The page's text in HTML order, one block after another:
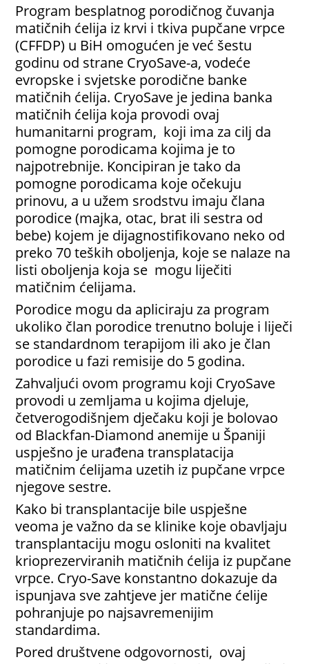
Program besplatnog porodičnog čuvanja
matičnih ćelija iz krvi i tkiva pupčane vrpce
(CFFDP) u BiH omogućen je već šestu
godinu od strane CryoSave-a, vodeće
evropske i svjetske porodične banke
matičnih ćelija. CryoSave je jedina banka
matičnih ćelija koja provodi ovaj
humanitarni program, koji ima za cilj da
pomogne porodicama kojima je to
najpotrebnije. Koncipiran je tako da
pomogne porodicama koje očekuju
prinovu, a u užem srodstvu imaju člana
porodice (majka, otac, brat ili sestra od
bebe) kojem je dijagnostifikovano neko od
preko 70 teških oboljenja, koje se nalaze na
listi oboljenja koja se mogu liječiti
matičnim ćelijama.
Porodice mogu da apliciraju za program
ukoliko član porodice trenutno boluje i liječi
se standardnom terapijom ili ako je član
porodice u fazi remisije do 5 godina.
Zahvaljući ovom programu koji CryoSave
provodi u zemljama u kojima djeluje,
četverogodišnjem dječaku koji je bolovao
od Blackfan-Diamond anemije u Španiji
uspješno je urađena transplatacija
matičnim ćelijama uzetih iz pupčane vrpce
njegove sestre.
Kako bi transplantacije bile uspješne
veoma je važno da se klinike koje obavljaju
transplantaciju mogu osloniti na kvalitet
krioprezerviranih matičnih ćelija iz pupčane
vrpce. Cryo-Save konstantno dokazuje da
ispunjava sve zahtjeve jer matične ćelije
pohranjuje po najsavremenijim
standardima.
Pored društvene odgovornosti, ovaj